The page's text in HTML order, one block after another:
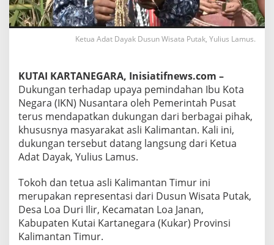
S
D
M
L
a
D
i
t
i
n
g
k
t
k
a
n
S
a
Ketua Adat Dayak Dusun Wisata Putak, Yulius Lamus.
KUTAI KARTANEGARA, Inisiatifnews.com –
Dukungan terhadap upaya pemindahan Ibu Kota
Negara (IKN) Nusantara oleh Pemerintah Pusat
terus mendapatkan dukungan dari berbagai pihak,
khususnya masyarakat asli Kalimantan. Kali ini,
dukungan tersebut datang langsung dari Ketua
Adat Dayak, Yulius Lamus.
Tokoh dan tetua asli Kalimantan Timur ini
merupakan representasi dari Dusun Wisata Putak,
Desa Loa Duri Ilir, Kecamatan Loa Janan,
Kabupaten Kutai Kartanegara (Kukar) Provinsi
Kalimantan Timur.